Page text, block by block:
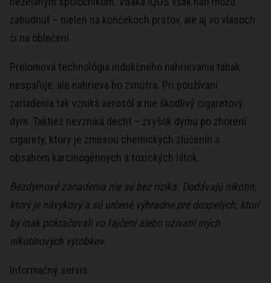
zabudnúť – nielen na končekoch prstov, ale aj vo vlasoch
či na oblečení.
Prelomová technológia indukčného nahrievania tabak
nespaľuje, ale nahrieva ho zvnútra. Pri používaní
zariadenia tak vzniká aerosól a nie škodlivý cigaretový
dym. Taktiež nevzniká decht – zvyšok dymu po zhorení
cigarety, ktorý je zmesou chemických zlúčenín s
obsahom karcinogénnych a toxických látok.
Bezdymové zariadenia nie sú bez rizika. Dodávajú nikotín,
ktorý je návykový a sú určené výhradne pre dospelých, ktorí
by inak pokračovali vo fajčení alebo užívaní iných
nikotínových výrobkov.
Informačný servis